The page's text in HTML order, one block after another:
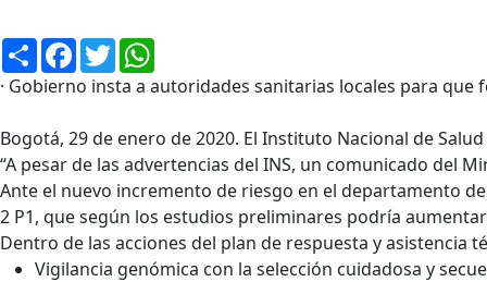
Compartir
Facebook
Twitter
· Gobierno insta a autoridades sanitarias locales para
Bogotá, 29 de enero de 2020. El Instituto Nacional de
“A pesar de las advertencias del INS, un comunicado del
Ante el nuevo incremento de riesgo en el departamento
2 P1, que según los estudios preliminares podría
Dentro de las acciones del plan de respuesta y
Vigilancia genómica con la selección cuidadosa y